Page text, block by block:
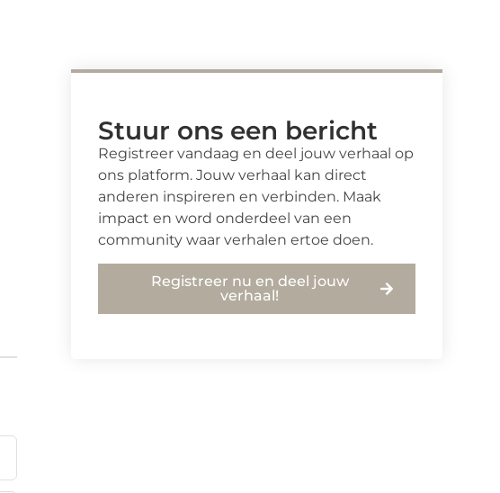
Stuur ons een bericht
Registreer vandaag en deel jouw verhaal op
ons platform. Jouw verhaal kan direct
anderen inspireren en verbinden. Maak
impact en word onderdeel van een
community waar verhalen ertoe doen.
Registreer nu en deel jouw
verhaal!